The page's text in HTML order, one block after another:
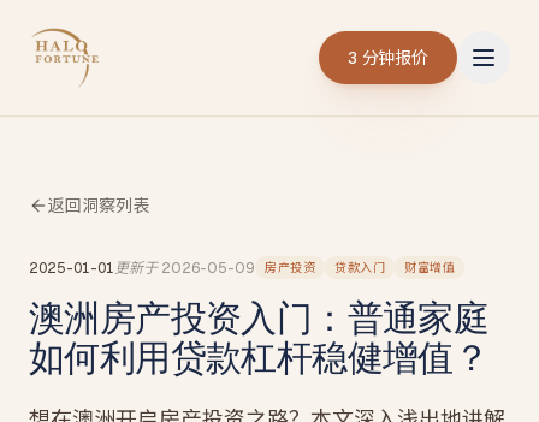
3 分钟报价
返回洞察列表
2025-01-01更新于 2026-05-09 房产投资 贷款入门 财富增值
澳洲房产投资入门：普通家庭
如何利用贷款杠杆稳健增值？